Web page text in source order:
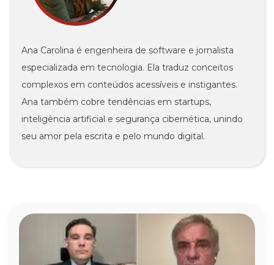
Ana Carolina é engenheira de software e jornalista
especializada em tecnologia. Ela traduz conceitos
complexos em conteúdos acessíveis e instigantes.
Ana também cobre tendências em startups,
inteligência artificial e segurança cibernética, unindo
seu amor pela escrita e pelo mundo digital.